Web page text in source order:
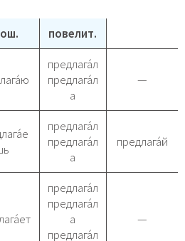
повелит.
предлага́л
предлага́л
а
—
предлага́л
предлага́л
а
предлага́й
предлага́л
предлага́л
а
предлага́л
—